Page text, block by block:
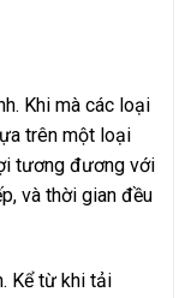
Khi mà các loại
trên một loại
tương đương với
và thời gian đều
Kể từ khi tải